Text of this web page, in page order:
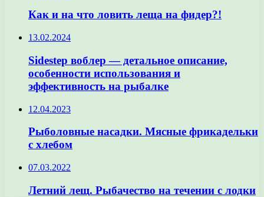
Как и на что ловить леща на фидер?!
13.02.2024
Sidestep воблер — детальное описание,
особенности использования и
эффективность на рыбалке
12.04.2023
Рыболовные насадки. Мясные фрикадельки
с хлебом
07.03.2022
Летний лещ. Рыбачество на течении с лодки